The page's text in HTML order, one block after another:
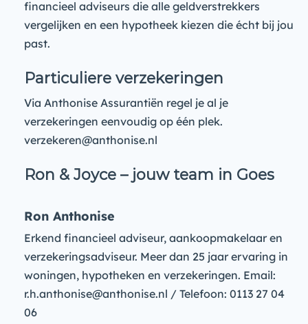
financieel adviseurs die alle geldverstrekkers
vergelijken en een hypotheek kiezen die écht bij jou
past.
Particuliere verzekeringen
Via Anthonise Assurantiën regel je al je
verzekeringen eenvoudig op één plek.
verzekeren@anthonise.nl
Ron & Joyce – jouw team in Goes
Ron Anthonise
Erkend financieel adviseur, aankoopmakelaar en
verzekeringsadviseur. Meer dan 25 jaar ervaring in
woningen, hypotheken en verzekeringen. Email:
r.h.anthonise@anthonise.nl / Telefoon: 0113 27 04
06